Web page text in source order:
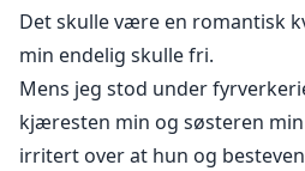
profesjonelle liv ...
Det skulle være en romantisk
min endelig skulle fri.
Mens jeg stod under
kjæresten min og søsteren
irritert over at hun og